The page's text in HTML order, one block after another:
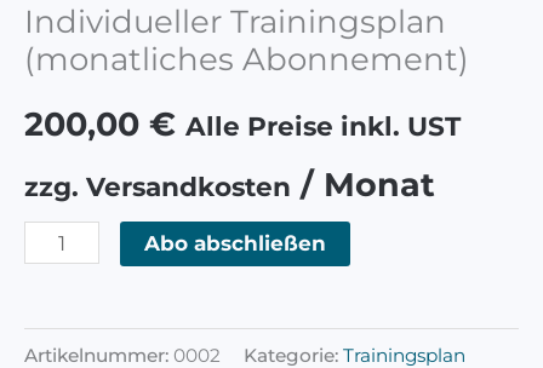
Individueller Trainingsplan
(monatliches Abonnement)
200,00 € Alle Preise inkl. UST
zzg. Versandkosten / Monat
Abo abschließen
Artikelnummer: 0002 Kategorie: Trainingsplan